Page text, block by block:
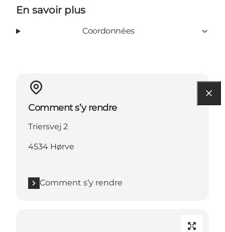
En savoir plus
Coordonnées
Comment s’y rendre
Triersvej 2
4534 Hørve
Comment s’y rendre